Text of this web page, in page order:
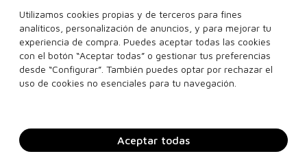
24,00€ 12,95€
150 ml
Añadir a la cesta
12,95€
75 ml
Añadir a la cesta
Utilizamos cookies propias y de terceros para fines
analíticos, personalización de anuncios, y para mejorar tu
experiencia de compra. Puedes aceptar todas las cookies
con el botón “Aceptar todas” o gestionar tus preferencias
desde “Configurar”. También puedes optar por rechazar el
uso de cookies no esenciales para tu navegación.
Aceptar todas